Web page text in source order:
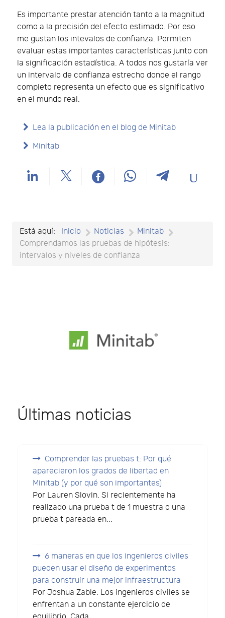
Es importante prestar atención tanto a la magnitud
como a la precisión del efecto estimado. Por eso
me gustan los intevalos de confianza. Permiten
evaluar estas importantes características junto con
la significación estadística. A todos nos gustaría ver
un intervalo de confianza estrecho donde el rango
completo representa un efecto que es significativo
en el mundo real.
Lea la publicación en el blog de Minitab
Minitab
Está aquí: Inicio Noticias
Minitab
Comprendamos las pruebas de hipótesis:
intervalos y niveles de confianza
Últimas noticias
Comprender las pruebas t: Por qué
aparecieron los grados de libertad en
Minitab (y por qué son importantes)
Por Lauren Slovin. Si recientemente ha
realizado una prueba t de 1 muestra o una
prueba t pareada en...
6 maneras en que los ingenieros civiles
pueden usar el diseño de experimentos
para construir una mejor infraestructura
Por Joshua Zable. Los ingenieros civiles se
enfrentan a un constante ejercicio de